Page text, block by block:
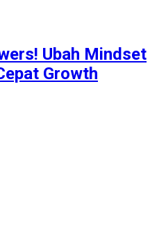
Ubah Mindset
Growth